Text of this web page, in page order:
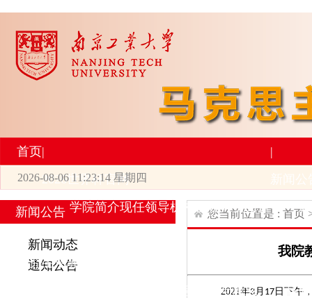
首页|
2026世界杯官网
学院简介现任领导机构设置师资力量
|
研究生培养
学生活动 招生与就业
科
2026-08-06 11:23:14 星期四
新闻公告
新闻动态
通知公告
您当前位置是 : 首页
我院
2021年3 月 17日下午